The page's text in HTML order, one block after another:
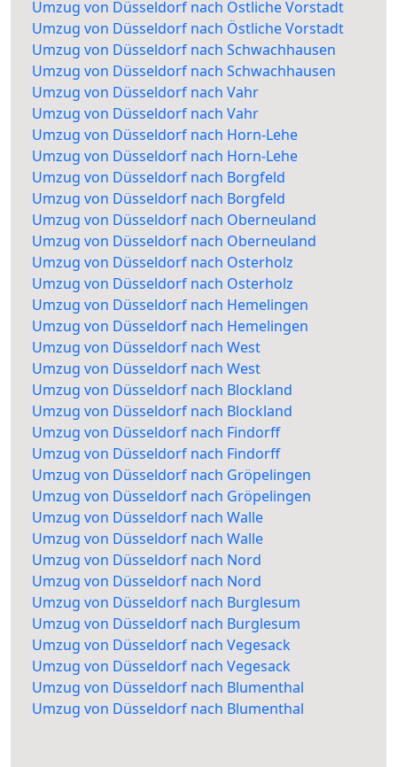
Umzug von Düsseldorf nach Östliche Vorstadt
Umzug von Düsseldorf nach Östliche Vorstadt
Umzug von Düsseldorf nach Schwachhausen
Umzug von Düsseldorf nach Schwachhausen
Umzug von Düsseldorf nach Vahr
Umzug von Düsseldorf nach Vahr
Umzug von Düsseldorf nach Horn-Lehe
Umzug von Düsseldorf nach Horn-Lehe
Umzug von Düsseldorf nach Borgfeld
Umzug von Düsseldorf nach Borgfeld
Umzug von Düsseldorf nach Oberneuland
Umzug von Düsseldorf nach Oberneuland
Umzug von Düsseldorf nach Osterholz
Umzug von Düsseldorf nach Osterholz
Umzug von Düsseldorf nach Hemelingen
Umzug von Düsseldorf nach Hemelingen
Umzug von Düsseldorf nach West
Umzug von Düsseldorf nach West
Umzug von Düsseldorf nach Blockland
Umzug von Düsseldorf nach Blockland
Umzug von Düsseldorf nach Findorff
Umzug von Düsseldorf nach Findorff
Umzug von Düsseldorf nach Gröpelingen
Umzug von Düsseldorf nach Gröpelingen
Umzug von Düsseldorf nach Walle
Umzug von Düsseldorf nach Walle
Umzug von Düsseldorf nach Nord
Umzug von Düsseldorf nach Nord
Umzug von Düsseldorf nach Burglesum
Umzug von Düsseldorf nach Burglesum
Umzug von Düsseldorf nach Vegesack
Umzug von Düsseldorf nach Vegesack
Umzug von Düsseldorf nach Blumenthal
Umzug von Düsseldorf nach Blumenthal